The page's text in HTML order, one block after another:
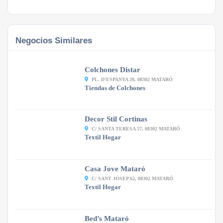
Negocios Similares
Colchones Distar
PL. D'ESPANYA 20, 08302 MATARÓ
Tiendas de Colchones
Decor Stil Cortinas
C/ SANTA TERESA 57, 08302 MATARÓ
Textil Hogar
Casa Jove Mataró
C/ SANT JOSEP 62, 08302 MATARÓ
Textil Hogar
Bed’s Mataró